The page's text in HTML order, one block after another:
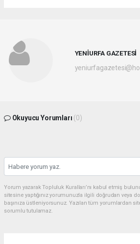
YENİURFA GAZETESİ
Okuyucu Yorumları (0)
Yorum yazarak Topluluk Kuralları’nı kabul etmiş
sitesine yaptığınız yorumunuzla ilgili doğrudan veya
başınıza üstleniyorsunuz. Yazılan tüm yorumlardan
sorumlu tutulamaz.